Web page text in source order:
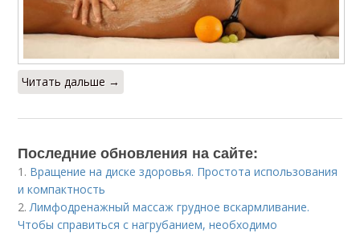
Читать дальше →
Последние обновления на сайте:
1. Вращение на диске здоровья. Простота использования
и компактность
2. Лимфодренажный массаж грудное вскармливание.
Чтобы справиться с нагрубанием, необходимо